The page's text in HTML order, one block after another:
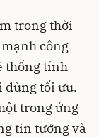
trong thời
công
thống tính
dùng tối ưu.
trong ứng
tin tưởng và